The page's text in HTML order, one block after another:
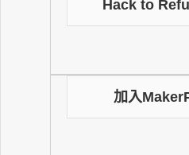
Hack to
加入